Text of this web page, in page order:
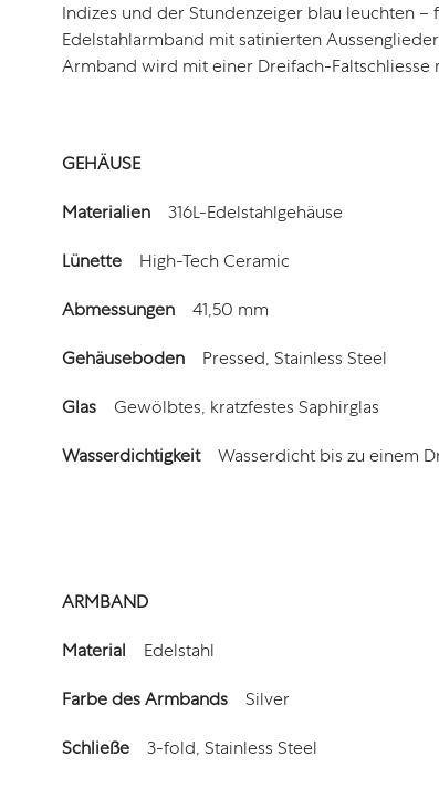
Indizes und der Stundenzeiger blau leuchten
Edelstahlarmband mit satinierten
Armband wird mit einer Dreifach-Faltschliesse
GEHÄUSE
Materialien 316L-Edelstahlgehäuse
Lünette High-Tech Ceramic
Abmessungen 41,50 mm
Gehäuseboden Pressed, Stainless Steel
Glas Gewölbtes, kratzfestes Saphirglas
Wasserdichtigkeit Wasserdicht bis zu einem
ARMBAND
Material Edelstahl
Farbe des Armbands Silver
Schließe 3-fold, Stainless Steel